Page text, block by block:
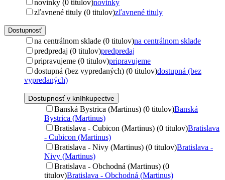
novinky (0 titulov)novinky
zľavnené tituly (0 titulov)zľavnené tituly
Dostupnosť
na centrálnom sklade (0 titulov)na centrálnom sklade
predpredaj (0 titulov)predpredaj
pripravujeme (0 titulov)pripravujeme
dostupná (bez vypredaných) (0 titulov)dostupná (bez
vypredaných)
Dostupnosť v kníhkupectve
Banská Bystrica (Martinus) (0 titulov)Banská
Bystrica (Martinus)
Bratislava - Cubicon (Martinus) (0 titulov)Bratislava
- Cubicon (Martinus)
Bratislava - Nivy (Martinus) (0 titulov)Bratislava -
Nivy (Martinus)
Bratislava - Obchodná (Martinus) (0
titulov)Bratislava - Obchodná (Martinus)